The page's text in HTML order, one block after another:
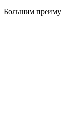
Большим